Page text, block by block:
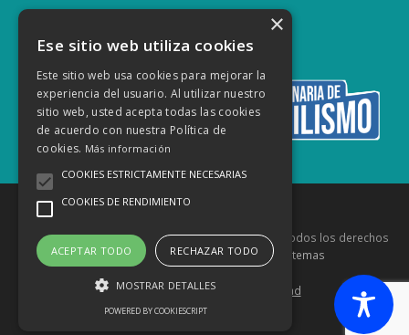
Twitter
Facebook
Instagram
YouTube
CopyrightFederación Canaria de Automovilismo - Todos los derechos
reservados Diseñado por Innovaq Sistemas
Aviso Legal Política de Privacidad
×
Ese sitio web utiliza cookies
Este sitio web usa cookies para mejorar la
experiencia del usuario. Al utilizar nuestro
sitio web, usted acepta todas las cookies
de acuerdo con nuestra Política de
cookies. Más información
COOKIES ESTRICTAMENTE NECESARIAS
COOKIES DE RENDIMIENTO
ACEPTAR TODO RECHAZAR TODO
MOSTRAR DETALLES
POWERED BY COOKIESCRIPT